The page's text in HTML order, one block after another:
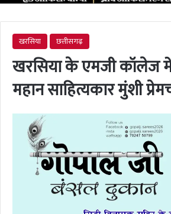
खरसिया छत्तीसगढ़
खरसिया के एमजी कॉलेज
महान साहित्यकार मुंशी